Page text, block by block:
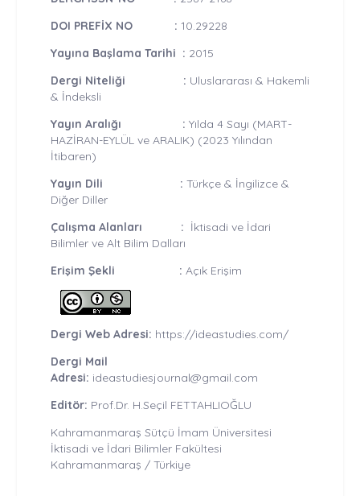
DOI PREFİX NO : 10.29228
Yayına Başlama Tarihi : 2015
Dergi Niteliği : Uluslararası & Hakemli
& İndeksli
Yayın Aralığı : Yılda 4 Sayı (MART-
HAZİRAN-EYLÜL ve ARALIK) (2023 Yılından
İtibaren)
Yayın Dili : Türkçe & İngilizce &
Diğer Diller
Çalışma Alanları : İktisadi ve İdari
Bilimler ve Alt Bilim Dalları
Erişim Şekli : Açık Erişim
Dergi Web Adresi: https://ideastudies.com/
Dergi Mail
Adresi: ideastudiesjournal@gmail.com
Editör: Prof.Dr. H.Seçil FETTAHLIOĞLU
Kahramanmaraş Sütçü İmam Üniversitesi
İktisadi ve İdari Bilimler Fakültesi
Kahramanmaraş / Türkiye